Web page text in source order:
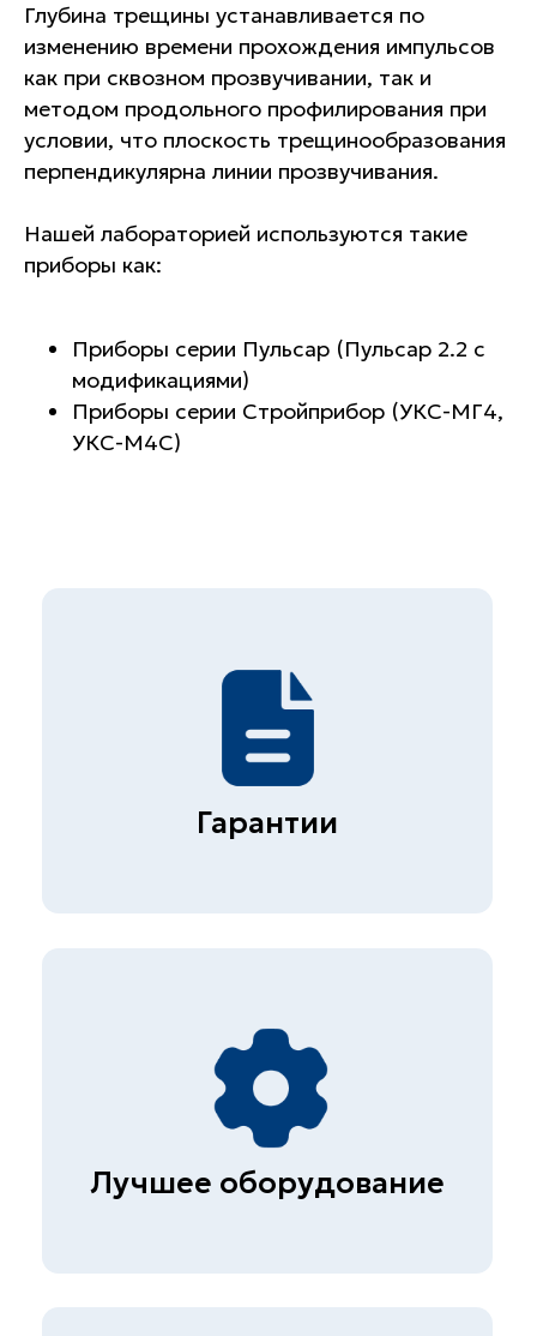
Глубина трещины устанавливается по
изменению времени прохождения импульсов
как при сквозном прозвучивании, так и
методом продольного профилирования при
условии, что плоскость трещинообразования
перпендикулярна линии прозвучивания.
Нашей лабораторией используются такие
приборы как:
Приборы серии Пульсар (Пульсар 2.2 с
модификациями)
Приборы серии Стройприбор (УКС-МГ4,
УКС-М4С)
Лучшее оборудование
Опытные специалисты